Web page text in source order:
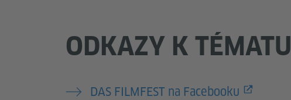
ODKAZY K TÉMATU
DAS FILMFEST na Facebooku